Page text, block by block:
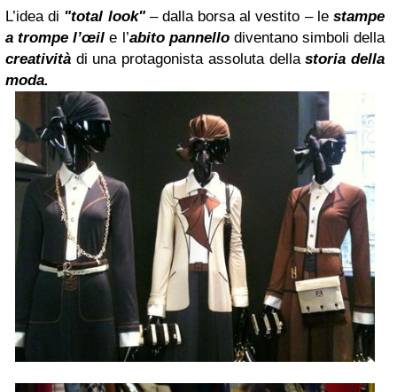
L’idea di "total look"– dalla borsa al vestito – lestampe
a trompe l’œile l’abito pannello diventano simboli della
creatività di una protagonista assoluta dellastoria della
moda.